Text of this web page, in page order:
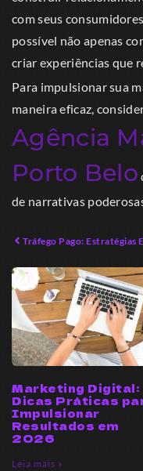
com seus
possível não apenas
criar experiências que
Para impulsionar sua
maneira eficaz,
Agência
Porto Belo
de narrativas
Marketing Digital:
Dicas Práticas
Impulsionar
Resultados em
2026
Leia mais »